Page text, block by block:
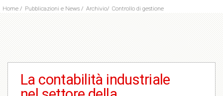
Home / Pubblicazioni e News / Archivio/ Controllo di gestione
La contabilità industriale